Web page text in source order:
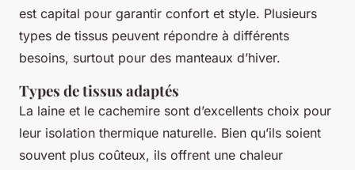
est capital pour garantir confort et style. Plusieurs
types de tissus peuvent répondre à différents
besoins, surtout pour des manteaux d’hiver.
Types de tissus adaptés
La laine et le cachemire sont d’excellents choix pour
leur isolation thermique naturelle. Bien qu’ils soient
souvent plus coûteux, ils offrent une chaleur